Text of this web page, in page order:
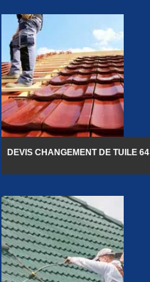
DEVIS CHANGEMENT DE TUILE 64